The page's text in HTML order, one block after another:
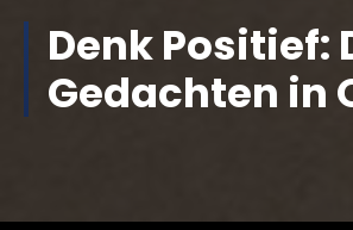
Denk Positief:
Gedachten in